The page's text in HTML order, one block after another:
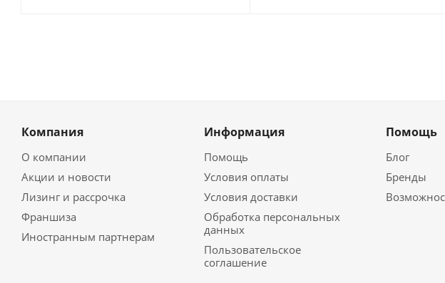
Компания
О компании
Акции и новости
Лизинг и рассрочка
Франшиза
Иностранным партнерам
Информация
Помощь
Условия оплаты
Условия доставки
Обработка персональных
данных
Пользовательское
соглашение
Помощь
Блог
Бренды